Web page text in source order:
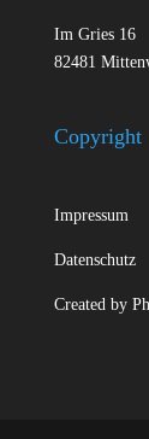
Im Gries 16
82481
Copyright
Impressum
Datenschutz
Created by